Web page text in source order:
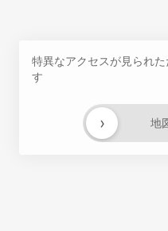
特異なアクセスが見られ
す
地
›